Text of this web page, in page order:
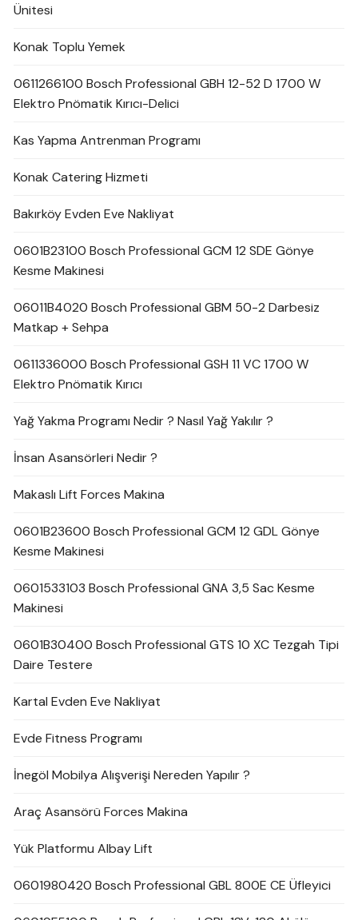
Ünitesi
Konak Toplu Yemek
0611266100 Bosch Professional GBH 12-52 D 1700 W
Elektro Pnömatik Kırıcı-Delici
Kas Yapma Antrenman Programı
Konak Catering Hizmeti
Bakırköy Evden Eve Nakliyat
0601B23100 Bosch Professional GCM 12 SDE Gönye
Kesme Makinesi
06011B4020 Bosch Professional GBM 50-2 Darbesiz
Matkap + Sehpa
0611336000 Bosch Professional GSH 11 VC 1700 W
Elektro Pnömatik Kırıcı
Yağ Yakma Programı Nedir ? Nasıl Yağ Yakılır ?
İnsan Asansörleri Nedir ?
Makaslı Lift Forces Makina
0601B23600 Bosch Professional GCM 12 GDL Gönye
Kesme Makinesi
0601533103 Bosch Professional GNA 3,5 Sac Kesme
Makinesi
0601B30400 Bosch Professional GTS 10 XC Tezgah Tipi
Daire Testere
Kartal Evden Eve Nakliyat
Evde Fitness Programı
İnegöl Mobilya Alışverişi Nereden Yapılır ?
Araç Asansörü Forces Makina
Yük Platformu Albay Lift
0601980420 Bosch Professional GBL 800E CE Üfleyici